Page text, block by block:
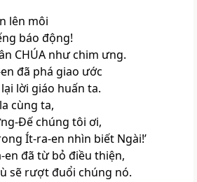
lên môi
báo động!
CHÚA như chim ưng.
đã phá giao ước
lời giáo huấn ta.
cùng ta,
Đế chúng tôi ơi,
Ít-ra-en nhìn biết Ngài!’
en đã từ bỏ điều thiện,
sẽ rượt đuổi chúng nó.